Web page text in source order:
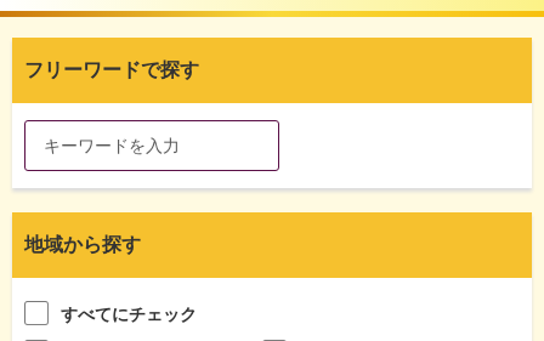
フリーワードで探す
地域から探す
すべてにチェック